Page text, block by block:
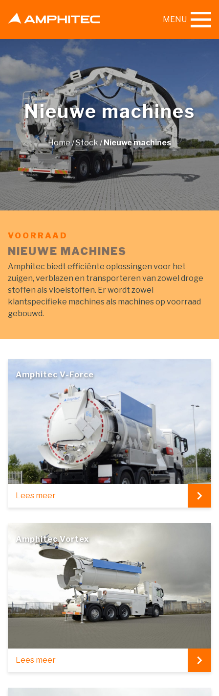
MENU
Nieuwe machines
Home/Stock /Nieuwe machines
VOORRAAD
NIEUWE MACHINES
Amphitec biedt efficiënte oplossingen voor het
zuigen, verblazen en transporteren van zowel droge
stoffen als vloeistoffen. Er wordt zowel
klantspecifieke machines als machines op voorraad
gebouwd.
Amphitec V-Force
Lees meer
Amphitec Vortex
Lees meer